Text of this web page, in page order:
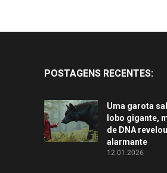
POSTAGENS RECENTES:
Uma garota
lobo gigante,
de DNA
alarmante
12.01.2026